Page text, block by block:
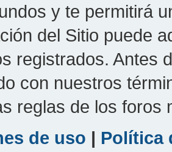
y te permitirá
del Sitio puede
registrados. Antes
con nuestros
reglas de los foros
de uso | Política